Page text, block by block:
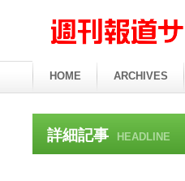
詳細記事 HEADLINE
HOME ARCHIVES